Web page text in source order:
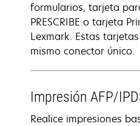
formularios, tarjeta
PRESCRIBE o tarjeta
Lexmark. Estas
mismo conector único.
Impresión AFP/
Realice impresiones